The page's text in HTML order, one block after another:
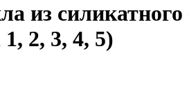
из силикатного
2, 3, 4, 5)